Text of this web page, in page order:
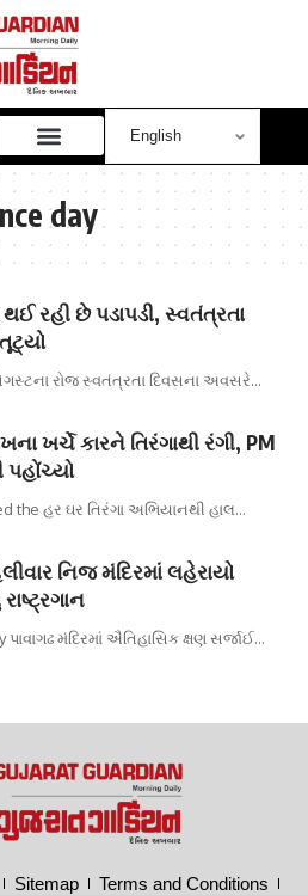
day
રહી છે પડાપડી, સ્વતંત્રતા
રોજ સ્વતંત્રતા દિવસના અવસરે…
ખર્ચે કારને તિરંગાથી રંગી, PM
પહોંચ્યો
the હર ઘર તિરંગા અભિયાનથી હાલ…
નિજ મંદિરમાં લહેરાયો
મંદિરમાં ઐતિહાસિક ક્ષણ સર્જાઈ…
Sitemap
Terms and Conditions